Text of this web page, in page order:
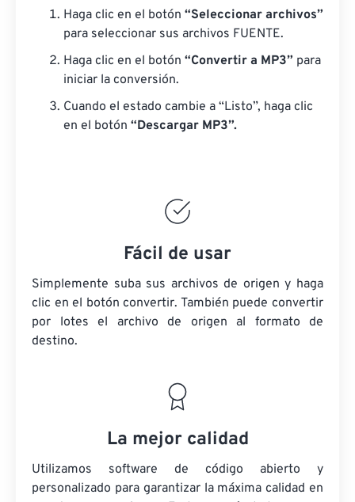
Haga clic en el botón “Seleccionar archivos”
para seleccionar sus archivos FUENTE.
Haga clic en el botón “Convertir a MP3” para
iniciar la conversión.
Cuando el estado cambie a “Listo”, haga clic
en el botón “Descargar MP3”.
Fácil de usar
Simplemente suba sus archivos de origen y haga
clic en el botón convertir. También puede convertir
por lotes el archivo de origen al formato de
destino.
La mejor calidad
Utilizamos software de código abierto y
personalizado para garantizar la máxima calidad en